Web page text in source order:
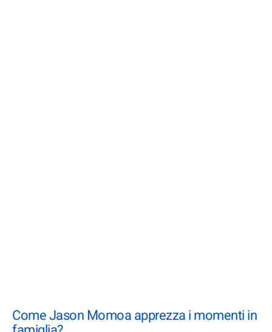
Come Jason Momoa apprezza i momenti in